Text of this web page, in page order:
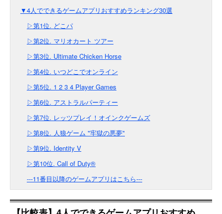
▼4人でできるゲームアプリおすすめランキング30選
▷第1位. どこパ
▷第2位. マリオカート ツアー
▷第3位. Ultimate Chicken Horse
▷第4位. いつどこでオンライン
▷第5位. 1 2 3 4 Player Games
▷第6位. アストラルパーティー
▷第7位. レッツプレイ！オインクゲームズ
▷第8位. 人狼ゲーム "牢獄の悪夢"
▷第9位. Identity V
▷第10位. Call of Duty®
---11番目以降のゲームアプリはこちら---